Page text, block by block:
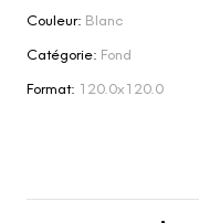
Couleur: Blanc
Catégorie: Fond
Format: 120.0x120.0